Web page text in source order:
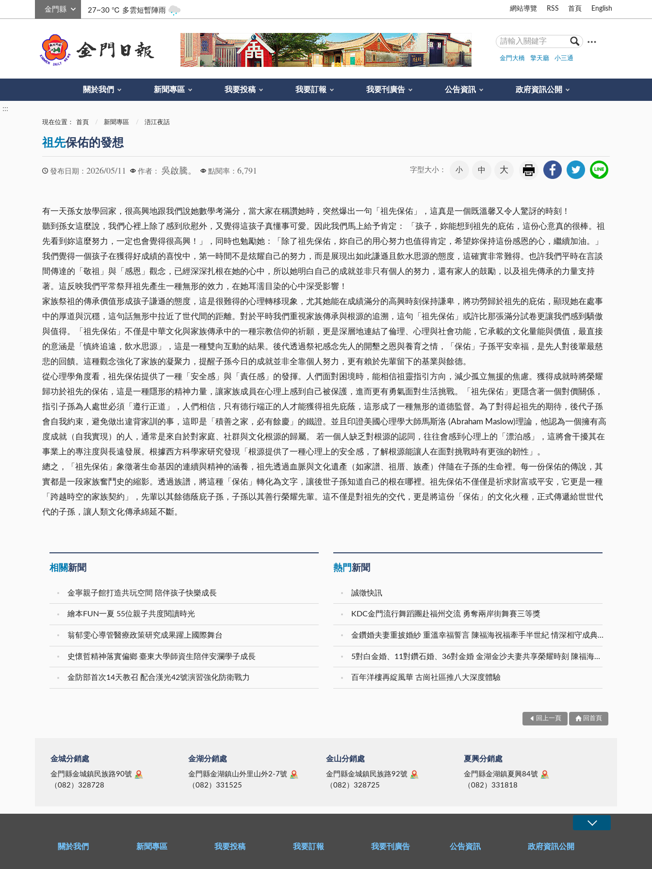
27~30 ℃ 多雲短暫陣雨 網站導覽 RSS 首頁 English
金門大橋 擎天廳 小三通
關於我們 新聞專區 我要投稿 我要訂報 我要刊廣告 公告資訊 政府資訊公開
:::
現在位置： 首頁 新聞專區 浯江夜話
祖先保佑的發想
發布日期： 2026/05/11 作者： 吳啟騰。 點閱率： 6,791 字型大小： 小 中 大
有一天孫女放學回家，很高興地跟我們說她數學考滿分，當大家在稱讚她時，突然爆出一句「祖先保佑」，這真是一個既溫馨又令人驚訝的時刻！
聽到孫女這麼說，我們心裡上除了感到欣慰外，又覺得這孩子真懂事可愛。因此我們馬上給予肯定： 「孩子，妳能想到祖先的庇佑，這份心意真的很棒。祖
先看到妳這麼努力，一定也會覺得很高興！」，同時也勉勵她：「除了祖先保佑，妳自己的用心努力也值得肯定，希望妳保持這份感恩的心，繼續加油。」
我們覺得一個孩子在獲得好成績的喜悅中，第一時間不是炫耀自己的努力，而是展現出如此謙遜且飲水思源的態度，這確實非常難得。也許我們平時在言談
間傳達的「敬祖」與「感恩」觀念，已經深深扎根在她的心中，所以她明白自己的成就並非只有個人的努力，還有家人的鼓勵，以及祖先傳承的力量支持
著。這反映我們平常祭拜祖先產生一種無形的效力，在她耳濡目染的心中深受影響！
家族祭祖的傳承價值形成孩子謙遜的態度，這是很難得的心理轉移現象，尤其她能在成績滿分的高興時刻保持謙卑，將功勞歸於祖先的庇佑，顯現她在處事
中的厚道與沉穩，這句話無形中拉近了世代間的距離。對於平時我們重視家族傳承與根源的追溯，這句「祖先保佑」或許比那張滿分試卷更讓我們感到驕傲
與值得。「祖先保佑」不僅是中華文化與家族傳承中的一種宗教信仰的祈願，更是深層地連結了倫理、心理與社會功能，它承載的文化量能與價值，最直接
的意涵是「慎終追遠，飲水思源」，這是一種雙向互動的結果。後代透過祭祀感念先人的開墾之恩與養育之情，「保佑」子孫平安幸福，是先人對後輩最慈
悲的回饋。這種觀念強化了家族的凝聚力，提醒子孫今日的成就並非全靠個人努力，更有賴於先輩留下的基業與餘德。
從心理學角度看，祖先保佑提供了一種「安全感」與「責任感」的發揮。人們面對困境時，能相信祖靈指引方向，減少孤立無援的焦慮。獲得成就時將榮耀
歸功於祖先的保佑，這是一種隱形的精神力量，讓家族成員在心理上感到自己被保護，進而更有勇氣面對生活挑戰。「祖先保佑」更隱含著一個對價關係，
指引子孫為人處世必須「遵行正道」，人們相信，只有德行端正的人才能獲得祖先庇蔭，這形成了一種無形的道德監督。為了對得起祖先的期待，後代子孫
會自我約束，避免做出違背家訓的事，這即是「積善之家，必有餘慶」的鐵證。並且印證美國心理學大師馬斯洛 (Abraham Maslow)理論，他認為一個擁有高
度成就（自我實現）的人，通常是來自於對家庭、社群與文化根源的歸屬。 若一個人缺乏對根源的認同，往往會感到心理上的「漂泊感」，這將會干擾其在
事業上的專注度與長遠發展。根據西方科學家研究發現「根源提供了一種心理上的安全感，了解根源能讓人在面對挑戰時有更強的韌性」。
總之，「祖先保佑」象徵著生命基因的連續與精神的涵養，祖先透過血脈與文化遺產（如家譜、祖厝、族產）伴隨在子孫的生命裡。每一份保佑的傳說，其
實都是一段家族奮鬥史的縮影。透過族譜，將這種「保佑」轉化為文字，讓後世子孫知道自己的根在哪裡。祖先保佑不僅僅是祈求財富或平安，它更是一種
「跨越時空的家族契約」，先輩以其餘德蔭庇子孫，子孫以其善行榮耀先輩。這不僅是對祖先的交代，更是將這份「保佑」的文化火種，正式傳遞給世世代
代的子孫，讓人類文化傳承綿延不斷。
相關新聞
金寧親子館打造共玩空間 陪伴孩子快樂成長
繪本FUN一夏 55位親子共度閱讀時光
翁郁雯心導管醫療政策研究成果躍上國際舞台
史懷哲精神落實偏鄉 臺東大學師資生陪伴安瀾學子成長
金防部首次14天教召 配合漢光42號演習強化防衛戰力
熱門新聞
誠徵快訊
KDC金門流行舞蹈團赴福州交流 勇奪兩岸街舞賽三等獎
金鑽婚夫妻重披婚紗 重溫幸福誓言 陳福海祝福牽手半世紀 情深相守成典範
5對白金婚、11對鑽石婚、36對金婚 金湖金沙夫妻共享榮耀時刻 陳福海表揚金鑽婚夫妻 向半世紀相守家庭典範致敬
百年洋樓再綻風華 古崗社區推八大深度體驗
回上一頁 回首頁
金城分銷處
金門縣金城鎮民族路90號
（082）328728
金湖分銷處
金門縣金湖鎮山外里山外2-7號
（082）331525
金山分銷處
金門縣金城鎮民族路92號
（082）328725
夏興分銷處
金門縣金湖鎮夏興84號
（082）331818
關於我們 新聞專區 我要投稿 我要訂報 我要刊廣告 公告資訊 政府資訊公開